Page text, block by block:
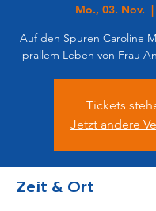
Mo., 03. Nov.
  |
Auf den Spuren Caroline
prallem Leben von Frau
Tickets
Jetzt andere
Zeit & Ort